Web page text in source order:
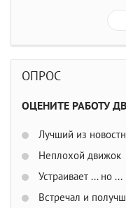
ОПРОС
ОЦЕНИТЕ РАБОТУ
Лучший из
Неплохой движок
Устраивает ... но ...
Встречал и